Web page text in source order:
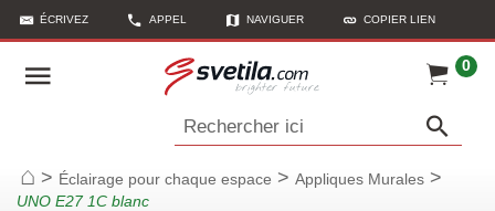
ÉCRIVEZ APPEL NAVIGUER COPIER LIEN
0
Rechercher ici
Page d'accueil
> Éclairage pour chaque espace > Appliques Murales >
UNO E27 1C blanc